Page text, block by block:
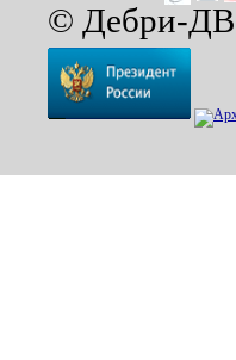
© Дебри-